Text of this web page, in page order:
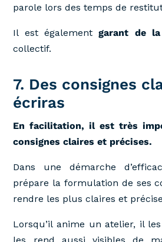
parole lors des temps de
Il est égalementgarant de
collectif.
7. Des consignes
écriras
En facilitation, il est très
consignes claires et précises.
Dans une démarche
prépare la formulation de ses
rendre les plus claires et
Lorsqu’il anime un atelier, il